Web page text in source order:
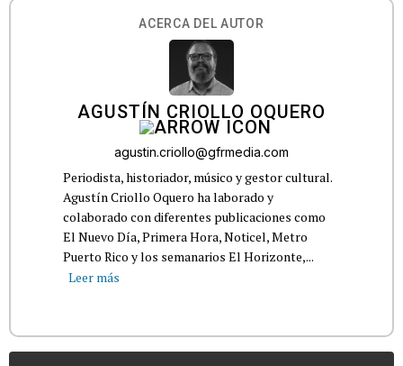
ACERCA DEL AUTOR
AGUSTÍN CRIOLLO OQUERO
agustin.criollo@gfrmedia.com
Periodista, historiador, músico y gestor cultural.
Agustín Criollo Oquero ha laborado y
colaborado con diferentes publicaciones como
El Nuevo Día, Primera Hora, Noticel, Metro
Puerto Rico y los semanarios El Horizonte,...
Leer más